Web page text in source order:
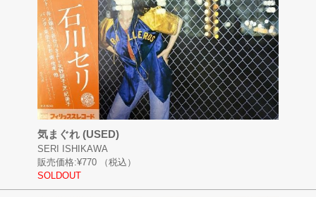
気まぐれ (USED)
SERI ISHIKAWA
販売価格:¥770
（税込）
SOLDOUT